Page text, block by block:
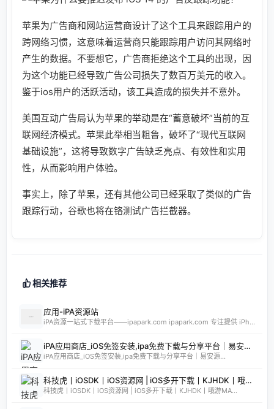
苹果为广告商和网站运营商设计了这个工具来跟踪用户的
跨网络习惯，这意味着运营商只能跟踪用户访问其网络时
产生的数据。不要想它，广告商拒绝这个工具的出现，因
为这个功能已经导致广告公司损失了数百万美元的收入。
鉴于ios用户的活跃活动，该工具造成的损失并不意外。
美国互动广告局认为苹果的举动是在“蓄意破坏”当前的互
联网经济模式。苹果此举相当粗鲁，破坏了“现代互联网
基础设施”，这将导致数字广告缺乏亮点、有效性和实用
性，从而影响用户体验。
事实上，除了苹果，还有其他公司已经采取了类似的广告
跟踪行动，谷歌也将在铬测试广告拦截器。
相关推荐
应用-iPA资源站
iPA资源一站式下载平台——ipapark.com ipapark.com 专注提供 iPhone、iPad、iPod 软体的 IPA 文件下载服务，覆盖 iOS4 至 iOS16 全系统版本，满足不同机型的用户需求。无论是正版砸壳、开心版软件，还是越狱插件、免费证书，都可在本站快速获取。 核心优势 **全网最全 ip
iPA应用商店_iOS免签安装,ipa免费下载与分享平台｜易安源&酷卡软件
iPA应用商店_iOS免签安装,ipa免费下载与分享平台｜易安源...
科技虎丨iOSDK丨iOS资源网 | iOS多开下载丨KJHDK丨哦游MAX丨iPA商店丨凸游 | iPA软件免费砸壳下载丨iOSiPA丨苹果多开丨全网最优秀的iPA资源下载网站
科技虎丨iOSDK丨iOS资源网 | iOS多开下载丨KJHDK丨哦游MA...